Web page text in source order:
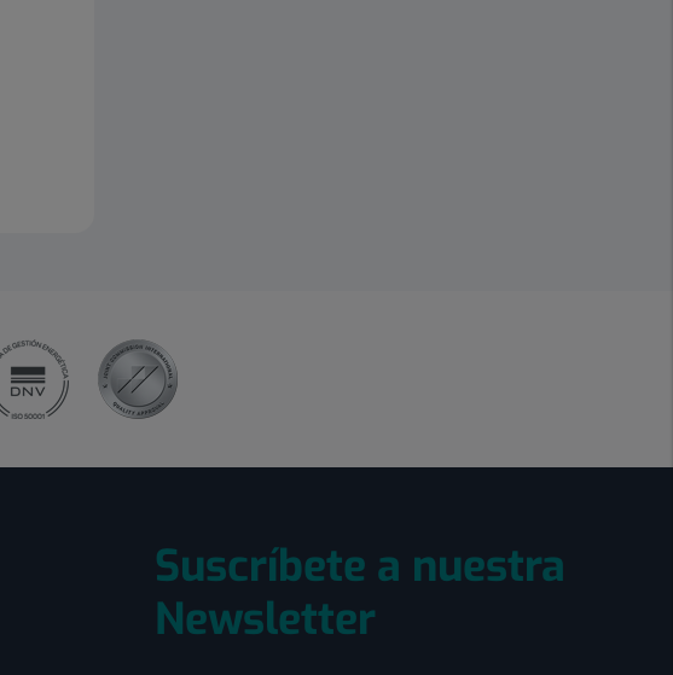
Suscríbete a nuestra
Newsletter